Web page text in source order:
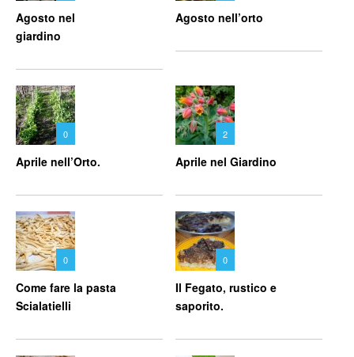
Agosto nel
giardino
Agosto nell’orto
0
Aprile nell’Orto.
2
Aprile nel Giardino
0
Come fare la pasta
Scialatielli
0
Il Fegato, rustico e
saporito.